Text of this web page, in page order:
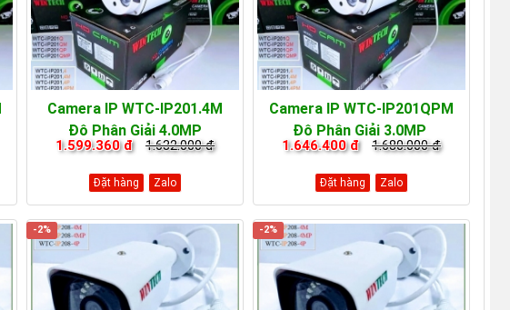
Camera IP WTC-IP201.4M
Độ Phân Giải 4.0MP
1.599.360 đ 1.632.000 đ
Đặt hàng Zalo
Camera IP WTC-IP201QPM
Độ Phân Giải 3.0MP
1.646.400 đ 1.680.000 đ
Đặt hàng Zalo
-2% -2%